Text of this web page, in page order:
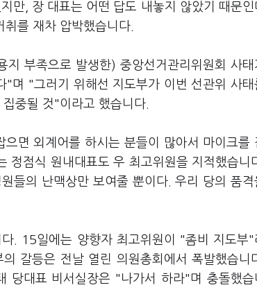
만, 장 대표는 어떤 답도 내놓지 않았기 때문인
를 재차 압박했습니다.
부족으로 발생한) 중앙선거관리위원회 사태
며 "그러기 위해선 지도부가 이번 선관위 사태
중될 것"이라고 했습니다.
면 외계어를 하시는 분들이 많아서 마이크를
정점식 원내대표도 우 최고위원을 지적했습니
들의 난맥상만 보여줄 뿐이다. 우리 당의 품격
. 15일에는 양향자 최고위원이 "좀비 지도부"
갈등은 전날 열린 의원총회에서 폭발했습니
당대표 비서실장은 "나가서 하라"며 충돌했습